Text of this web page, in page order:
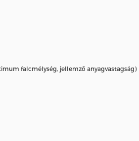
falcmélység, jellemző anyagvastagság)